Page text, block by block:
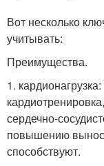
Вот несколько
учитывать:
Преимущества.
1.
сердечно-
повышению
способствуют.